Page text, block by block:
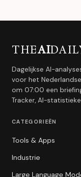
THEAI
Dagelijkse AI-
voor het
om 07:00 een
Tracker, AI-
CATEGORIEËN
Tools & Apps
Industrie
Large Language